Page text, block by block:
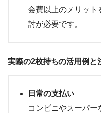
会費以上のメリット
討が必要です。
実際の2枚持ちの活用例と
日常の支払い
コンビニやスーパ